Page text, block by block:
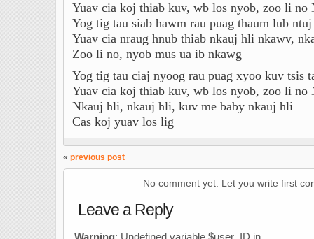
Yuav cia koj thiab kuv, wb los nyob, zoo li no
Yog tig tau siab hawm rau puag thaum lub
Yuav cia nraug hnub thiab nkauj hli nkawv,
Zoo li no, nyob mus ua ib nkawg
Yog tig tau ciaj nyoog rau puag xyoo kuv tsis
Yuav cia koj thiab kuv, wb los nyob, zoo li no
Nkauj hli, nkauj hli, kuv me baby nkauj hli
Cas koj yuav los lig
« previous post
No comment yet. Let you write first
Leave a Reply
Warning: Undefined variable $user_ID in